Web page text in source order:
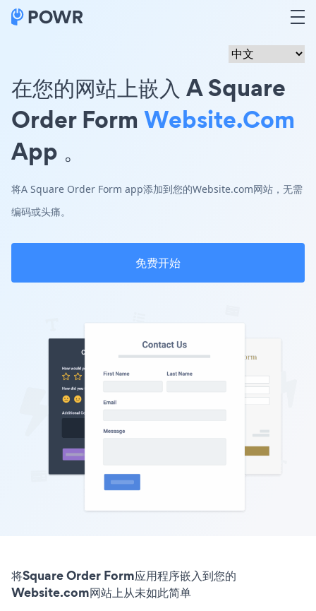
在您的网站上嵌入 A Square
Order Form Website.com
App 。
将A Square Order Form app添加到您的Website.com网站，无需
编码或头痛。
免费开始
将Square Order Form应用程序嵌入到您的
Website.com网站上从未如此简单